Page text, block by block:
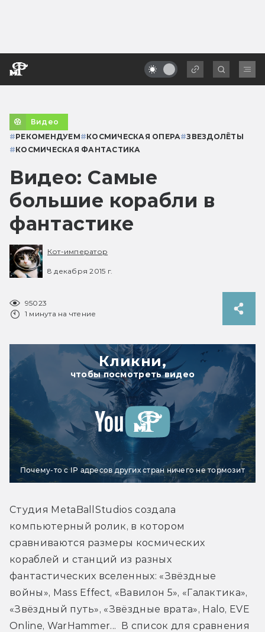
Видео
#РЕКОМЕНДУЕМ#КОСМИЧЕСКАЯ ОПЕРА#ЗВЕЗДОЛЁТЫ
#КОСМИЧЕСКАЯ ФАНТАСТИКА
Видео: Самые
большие корабли в
фантастике
Кот-император
8 декабря 2015 г.
95023
1 минута на чтение
Кликни,
чтобы посмотреть видео
Почему-то с IP адресов других стран ничего не тормозит
Студия MetaBallStudios создала
компьютерный ролик, в котором
сравниваются размеры космических
кораблей и станций из разных
фантастических вселенных: «Звёздные
войны», Mass Effect, «Вавилон 5», «Галактика»,
«Звёздный путь», «Звёздные врата», Halo, EVE
Online, WarHammer...  В список для сравнения